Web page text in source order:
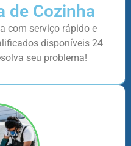
de Cozinha
com serviço rápido e
disponíveis 24
seu problema!